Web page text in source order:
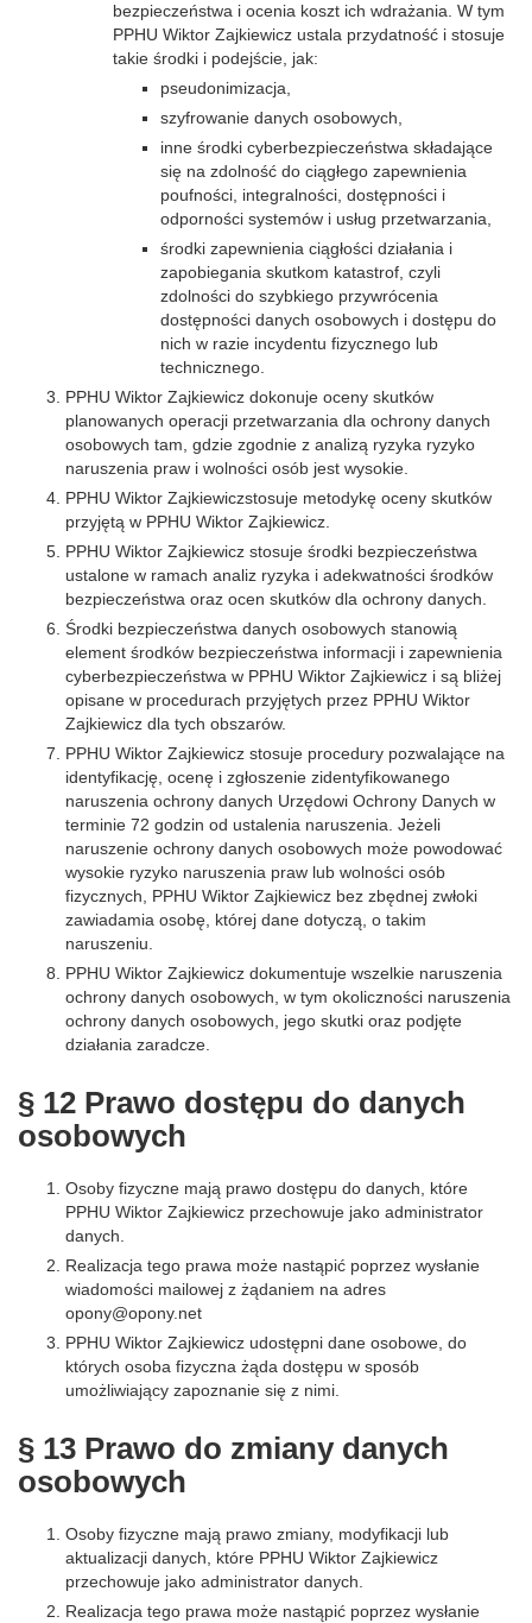
bezpieczeństwa i ocenia koszt ich wdrażania. W tym
PPHU Wiktor Zajkiewicz ustala przydatność i stosuje
takie środki i podejście, jak:
pseudonimizacja,
szyfrowanie danych osobowych,
inne środki cyberbezpieczeństwa składające
się na zdolność do ciągłego zapewnienia
poufności, integralności, dostępności i
odporności systemów i usług przetwarzania,
środki zapewnienia ciągłości działania i
zapobiegania skutkom katastrof, czyli
zdolności do szybkiego przywrócenia
dostępności danych osobowych i dostępu do
nich w razie incydentu fizycznego lub
technicznego.
PPHU Wiktor Zajkiewicz dokonuje oceny skutków
planowanych operacji przetwarzania dla ochrony danych
osobowych tam, gdzie zgodnie z analizą ryzyka ryzyko
naruszenia praw i wolności osób jest wysokie.
PPHU Wiktor Zajkiewiczstosuje metodykę oceny skutków
przyjętą w PPHU Wiktor Zajkiewicz.
PPHU Wiktor Zajkiewicz stosuje środki bezpieczeństwa
ustalone w ramach analiz ryzyka i adekwatności środków
bezpieczeństwa oraz ocen skutków dla ochrony danych.
Środki bezpieczeństwa danych osobowych stanowią
element środków bezpieczeństwa informacji i zapewnienia
cyberbezpieczeństwa w PPHU Wiktor Zajkiewicz i są bliżej
opisane w procedurach przyjętych przez PPHU Wiktor
Zajkiewicz dla tych obszarów.
PPHU Wiktor Zajkiewicz stosuje procedury pozwalające na
identyfikację, ocenę i zgłoszenie zidentyfikowanego
naruszenia ochrony danych Urzędowi Ochrony Danych w
terminie 72 godzin od ustalenia naruszenia. Jeżeli
naruszenie ochrony danych osobowych może powodować
wysokie ryzyko naruszenia praw lub wolności osób
fizycznych, PPHU Wiktor Zajkiewicz bez zbędnej zwłoki
zawiadamia osobę, której dane dotyczą, o takim
naruszeniu.
PPHU Wiktor Zajkiewicz dokumentuje wszelkie naruszenia
ochrony danych osobowych, w tym okoliczności naruszenia
ochrony danych osobowych, jego skutki oraz podjęte
działania zaradcze.
§ 12 Prawo dostępu do danych
osobowych
Osoby fizyczne mają prawo dostępu do danych, które
PPHU Wiktor Zajkiewicz przechowuje jako administrator
danych.
Realizacja tego prawa może nastąpić poprzez wysłanie
wiadomości mailowej z żądaniem na adres
opony@opony.net
PPHU Wiktor Zajkiewicz udostępni dane osobowe, do
których osoba fizyczna żąda dostępu w sposób
umożliwiający zapoznanie się z nimi.
§ 13 Prawo do zmiany danych
osobowych
Osoby fizyczne mają prawo zmiany, modyfikacji lub
aktualizacji danych, które PPHU Wiktor Zajkiewicz
przechowuje jako administrator danych.
Realizacja tego prawa może nastąpić poprzez wysłanie